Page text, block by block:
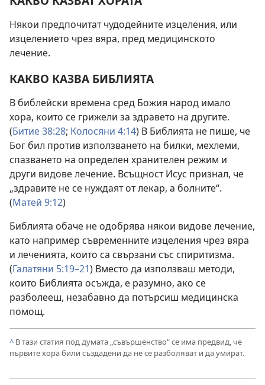
Някои предпочитат чудодейните изцеления, или
изцелението чрез вяра, пред медицинското
лечение.
КАКВО КАЗВА БИБЛИЯТА
В библейски времена сред Божия народ имало
хора, които се грижели за здравето на другите.
(Битие 38:28; Колосяни 4:14) В Библията не пише, че
Бог бил против използването на билки, мехлеми,
спазването на определен хранителен режим и
други видове лечение. Всъщност Исус признал, че
„здравите не се нуждаят от лекар, а болните“.
(Матей 9:12)
Библията обаче не одобрява някои видове лечение,
като например съвременните изцеления чрез вяра
и леченията, които са свързани със спиритизма.
(Галатяни 5:19–21) Вместо да използваш методи,
които Библията осъжда, е разумно, ако се
разболееш, незабавно да потърсиш медицинска
помощ.
^ В тази статия под думата „съвършенство“ се има предвид, че
първите хора били създадени да не се разболяват и да умират.